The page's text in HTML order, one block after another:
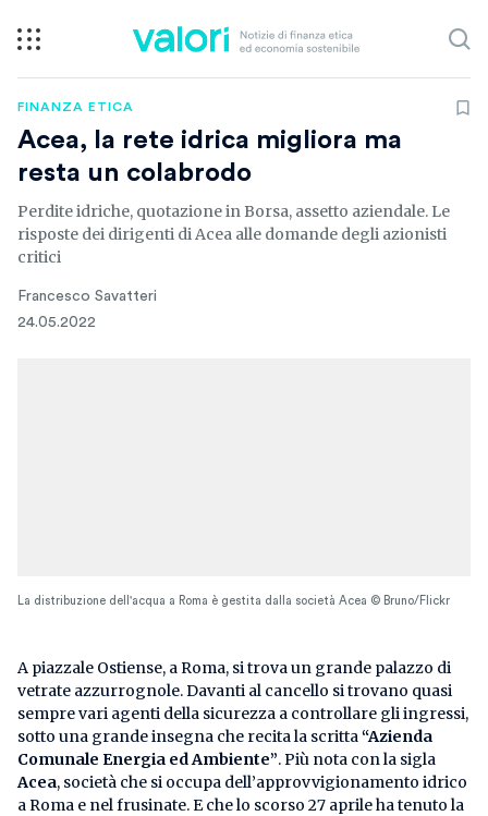
FINANZA ETICA
Acea, la rete idrica migliora ma
resta un colabrodo
Perdite idriche, quotazione in Borsa, assetto aziendale. Le
risposte dei dirigenti di Acea alle domande degli azionisti
critici
Francesco Savatteri
24.05.2022
La distribuzione dell'acqua a Roma è gestita dalla società Acea © Bruno/Flickr
A piazzale Ostiense, a Roma, si trova un grande palazzo di
vetrate azzurrognole. Davanti al cancello si trovano quasi
sempre vari agenti della sicurezza a controllare gli ingressi,
sotto una grande insegna che recita la scritta“Azienda
Comunale Energia ed Ambiente”. Più nota con la sigla
Acea, società che si occupa dell’approvvigionamento idrico
a Roma e nel frusinate. E che lo scorso 27 aprile ha tenuto la